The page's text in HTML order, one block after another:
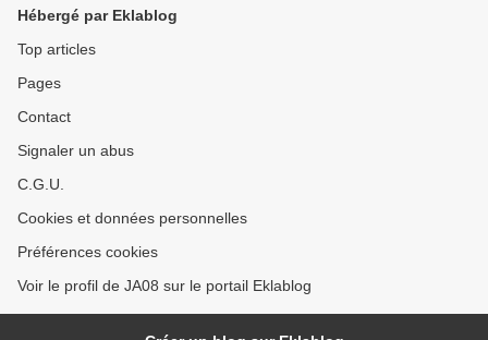
Hébergé par Eklablog
Top articles
Pages
Contact
Signaler un abus
C.G.U.
Cookies et données personnelles
Préférences cookies
Voir le profil de JA08 sur le portail Eklablog